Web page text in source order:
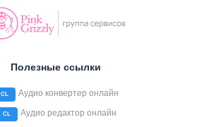
Полезные ссылки
CL Аудио конвертер онлайн
CL Аудио редактор онлайн